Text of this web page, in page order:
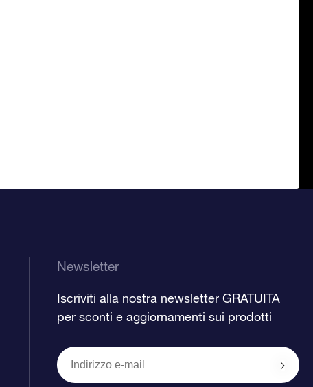
Newsletter
Iscriviti alla nostra newsletter GRATUITA
per sconti e aggiornamenti sui prodotti